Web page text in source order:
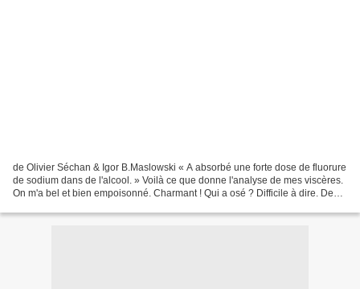
de Olivier Séchan & Igor B.Maslowski « A absorbé une forte dose de fluorure
de sodium dans de l'alcool. » Voilà ce que donne l'analyse de mes viscères.
On m'a bel et bien empoisonné. Charmant ! Qui a osé ? Difficile à dire. Des